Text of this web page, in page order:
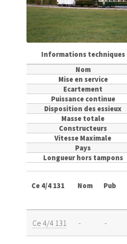
Informations techniques
Nom
Mise en service
Ecartement
Puissance continue
Disposition des essieux
Masse totale
Constructeurs
Vitesse Maximale
Pays
Longueur hors tampons
Ce 4/4 131 Nom Pub
Ce 4/4 131 - -